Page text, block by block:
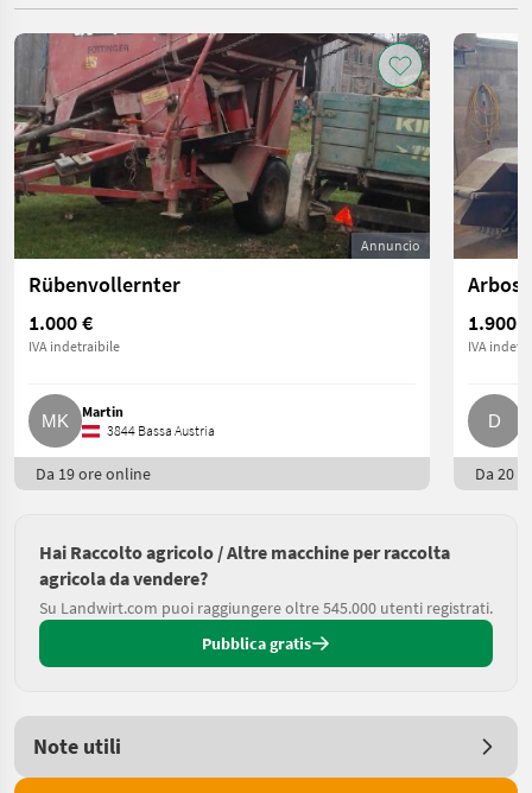
Annuncio
Rübenvollernter
1.000 €
IVA indetraibile
Martin
3844 Bassa Austria
Da 19 ore online
Arbos
1.900 €
IVA
Da 20
Hai Raccolto agricolo / Altre macchine per raccolta
agricola da vendere?
Su Landwirt.com puoi raggiungere oltre 545.000 utenti registrati.
Pubblica gratis
Note utili